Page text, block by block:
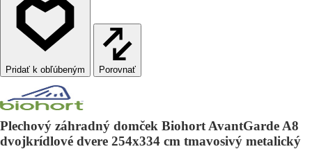
Porovnať
Plechový záhradný domček Biohort AvantGarde A8
dvojkrídlové dvere 254x334 cm tmavosivý metalický